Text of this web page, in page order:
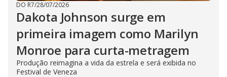
DO R7/28/07/2026
Dakota Johnson surge em
primeira imagem como Marilyn
Monroe para curta-metragem
Produção reimagina a vida da estrela e será exibida no
Festival de Veneza